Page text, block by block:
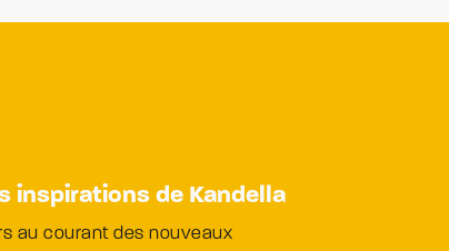
inspirations de Kandella
au courant des nouveaux